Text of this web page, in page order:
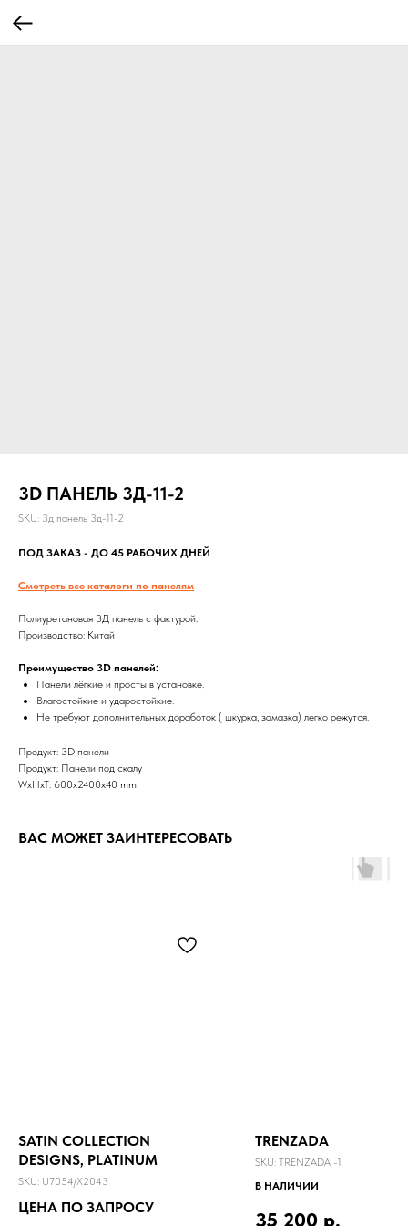
3D ПАНЕЛЬ 3Д-11-2
SKU: 3д панель 3д-11-2
ПОД ЗАКАЗ - ДО 45 РАБОЧИХ ДНЕЙ
Смотреть все каталоги по панелям
Полиуретановая 3Д панель с фактурой.
Производство: Китай
Преимущество 3D панелей:
Панели лёгкие и просты в установке.
Влагостойкие и ударостойкие.
Не требуют дополнительных доработок ( шкурка, замазка) легко режутся.
Продукт: 3D панели
Продукт: Панели под скалу
WxHxT: 600x2400x40 mm
ВАС МОЖЕТ ЗАИНТЕРЕСОВАТЬ
SATIN COLLECTION
DESIGNS, PLATINUM
SKU: U7054/X2043
ЦЕНА ПО ЗАПРОСУ
TRENZADA
SKU: TRENZADA -1
В НАЛИЧИИ
35 200 р.